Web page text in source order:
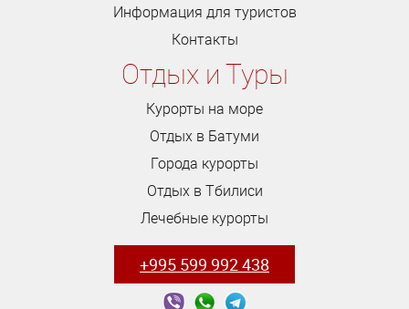
Информация для туристов
Контакты
Отдых и Туры
Курорты на море
Отдых в Батуми
Города курорты
Отдых в Тбилиси
Лечебные курорты
+995 599 992 438